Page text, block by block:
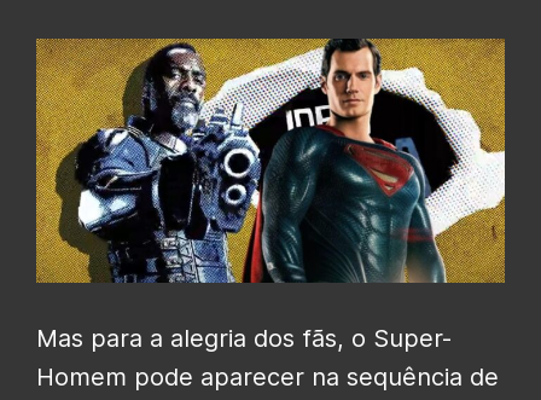
Mas para a alegria dos fãs, o Super-
Homem pode aparecer na sequência de